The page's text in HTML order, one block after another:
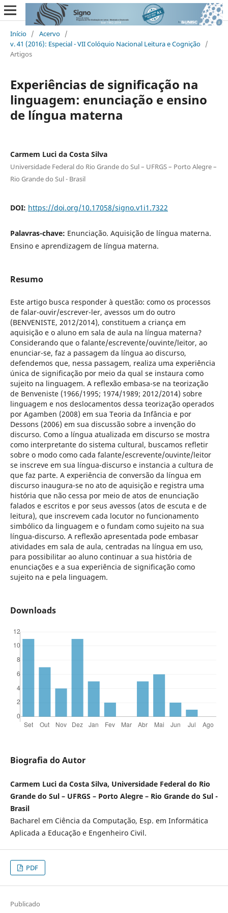
Início / Acervo /
v. 41 (2016): Especial - VII Colóquio Nacional Leitura e Cognição /
Artigos
Experiências de significação na
linguagem: enunciação e ensino
de língua materna
Carmem Luci da Costa Silva
Universidade Federal do Rio Grande do Sul – UFRGS – Porto Alegre –
Rio Grande do Sul - Brasil
DOI: https://doi.org/10.17058/signo.v1i1.7322
Palavras-chave: Enunciação. Aquisição de língua materna.
Ensino e aprendizagem de língua materna.
Resumo
Este artigo busca responder à questão: como os processos
de falar-ouvir/escrever-ler, avessos um do outro
(BENVENISTE, 2012/2014), constituem a criança em
aquisição e o aluno em sala de aula na língua materna?
Considerando que o falante/escrevente/ouvinte/leitor, ao
enunciar-se, faz a passagem da língua ao discurso,
defendemos que, nessa passagem, realiza uma experiência
única de significação por meio da qual se instaura como
sujeito na linguagem. A reflexão embasa-se na teorização
de Benveniste (1966/1995; 1974/1989; 2012/2014) sobre
linguagem e nos deslocamentos dessa teorização operados
por Agamben (2008) em sua Teoria da Infância e por
Dessons (2006) em sua discussão sobre a invenção do
discurso. Como a língua atualizada em discurso se mostra
como interpretante do sistema cultural, buscamos refletir
sobre o modo como cada falante/escrevente/ouvinte/leitor
se inscreve em sua língua-discurso e instancia a cultura de
que faz parte. A experiência de conversão da língua em
discurso inaugura-se no ato de aquisição e registra uma
história que não cessa por meio de atos de enunciação
falados e escritos e por seus avessos (atos de escuta e de
leitura), que inscrevem cada locutor no funcionamento
simbólico da linguagem e o fundam como sujeito na sua
língua-discurso. A reflexão apresentada pode embasar
atividades em sala de aula, centradas na língua em uso,
para possibilitar ao aluno continuar a sua história de
enunciações e a sua experiência de significação como
sujeito na e pela linguagem.
Downloads
Biografia do Autor
Carmem Luci da Costa Silva, Universidade Federal do Rio
Grande do Sul – UFRGS – Porto Alegre – Rio Grande do Sul -
Brasil
Bacharel em Ciência da Computação, Esp. em Informática
Aplicada a Educação e Engenheiro Civil.
PDF
Publicado